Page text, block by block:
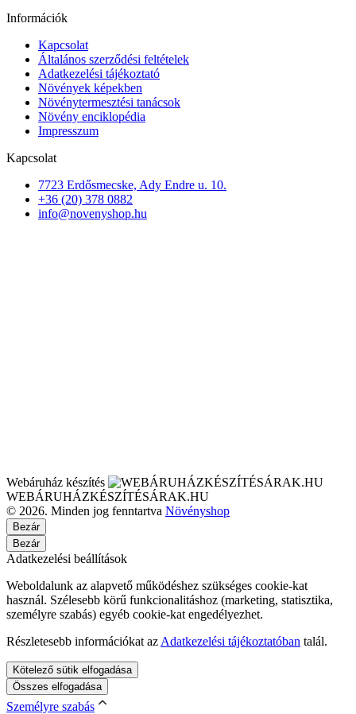
Információk
Kapcsolat
Általános szerződési feltételek
Adatkezelési tájékoztató
Növények képekben
Növénytermesztési tanácsok
Növény enciklopédia
Impresszum
Kapcsolat
7723 Erdősmecske, Ady Endre u. 10.
+36 (20) 378 0882
info@novenyshop.hu
Webáruház készítés
WEBÁRUHÁZKÉSZÍTÉSÁRAK.HU
© 2026. Minden jog fenntartva Növényshop
Bezár
Bezár
Adatkezelési beállítások
Weboldalunk az alapvető működéshez szükséges cookie-kat
használ. Szélesebb körű funkcionalitáshoz (marketing, statisztika,
személyre szabás) egyéb cookie-kat engedélyezhet.
Részletesebb információkat az Adatkezelési tájékoztatóban talál.
Kötelező sütik elfogadása
Összes elfogadása
Személyre szabás